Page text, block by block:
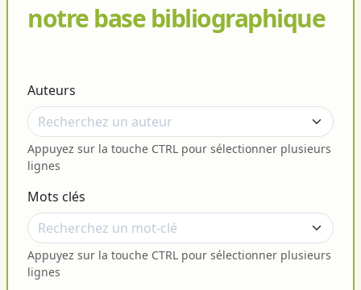
notre base bibliographique
Auteurs
Appuyez sur la touche CTRL pour sélectionner plusieurs
lignes
Mots clés
Appuyez sur la touche CTRL pour sélectionner plusieurs
lignes